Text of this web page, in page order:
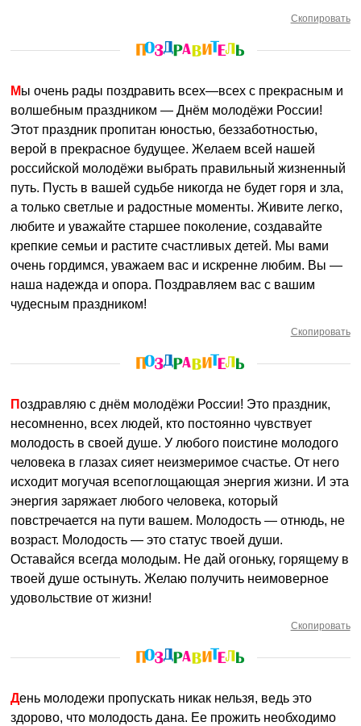
Скопировать
Мы очень рады поздравить всех—всех с прекрасным и
волшебным праздником — Днём молодёжи России!
Этот праздник пропитан юностью, беззаботностью,
верой в прекрасное будущее. Желаем всей нашей
российской молодёжи выбрать правильный жизненный
путь. Пусть в вашей судьбе никогда не будет горя и зла,
а только светлые и радостные моменты. Живите легко,
любите и уважайте старшее поколение, создавайте
крепкие семьи и растите счастливых детей. Мы вами
очень гордимся, уважаем вас и искренне любим. Вы —
наша надежда и опора. Поздравляем вас с вашим
чудесным праздником!
Скопировать
Поздравляю с днём молодёжи России! Это праздник,
несомненно, всех людей, кто постоянно чувствует
молодость в своей душе. У любого поистине молодого
человека в глазах сияет неизмеримое счастье. От него
исходит могучая всепоглощающая энергия жизни. И эта
энергия заряжает любого человека, который
повстречается на пути вашем. Молодость — отнюдь, не
возраст. Молодость — это статус твоей души.
Оставайся всегда молодым. Не дай огоньку, горящему в
твоей душе остынуть. Желаю получить неимоверное
удовольствие от жизни!
Скопировать
День молодежи пропускать никак нельзя, ведь это
здорово, что молодость дана. Ее прожить необходимо